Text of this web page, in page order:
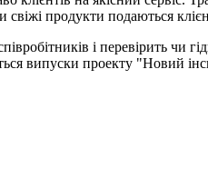
продукти подаються
і перевірить чи
випуски проекту "Новий